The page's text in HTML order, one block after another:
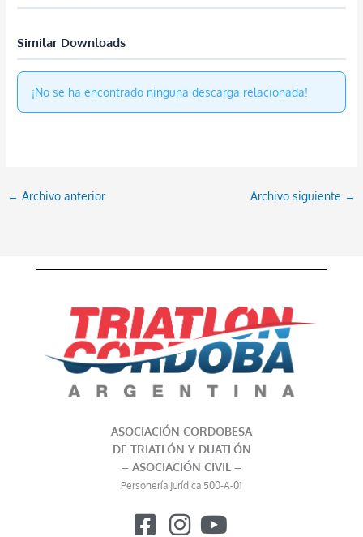
Similar Downloads
¡No se ha encontrado ninguna descarga relacionada!
← Archivo anterior Archivo siguiente →
ASOCIACIÓN CORDOBESA
DE TRIATLÓN Y DUATLÓN
– ASOCIACIÓN CIVIL –
Personería Jurídica 500-A-01